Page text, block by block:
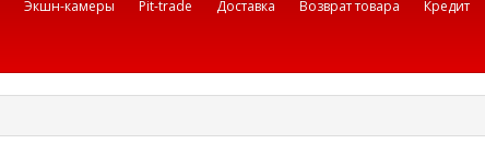
Экшн-камеры Pit-trade Доставка Возврат товара Кредит